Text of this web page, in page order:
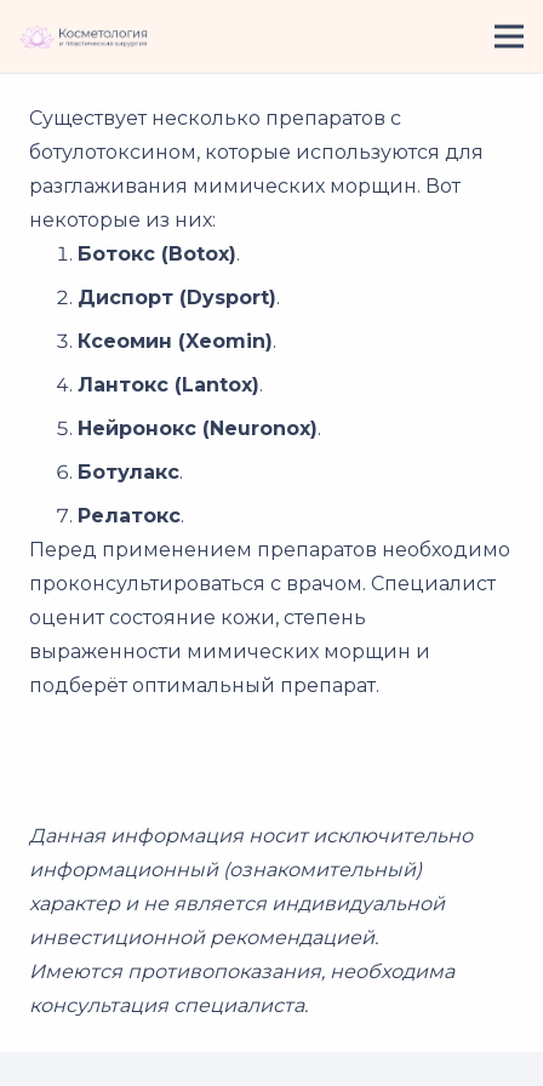
Существует несколько препаратов с
ботулотоксином, которые используются для
разглаживания мимических морщин. Вот
некоторые из них:
Ботокс (Botox).
Диспорт (Dysport).
Ксеомин (Xeomin).
Лантокс (Lantox).
Нейронокс (Neuronox).
Ботулакс.
Релатокс.
Перед применением препаратов необходимо
проконсультироваться с врачом. Специалист
оценит состояние кожи, степень
выраженности мимических морщин и
подберёт оптимальный препарат.
Данная информация носит исключительно
информационный (ознакомительный)
характер и не является индивидуальной
инвестиционной рекомендацией.
Имеются противопоказания, необходима
консультация специалиста.